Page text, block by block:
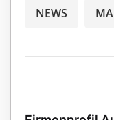
NEWS